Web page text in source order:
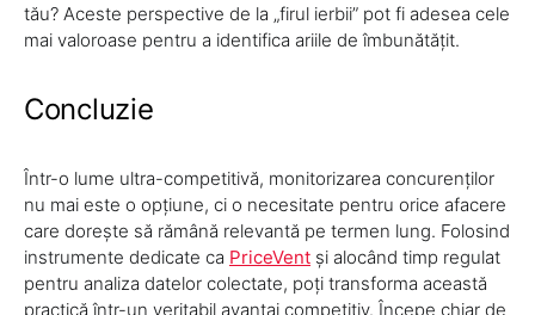
tău? Aceste perspective de la „firul ierbii” pot fi adesea cele
mai valoroase pentru a identifica ariile de îmbunătățit.
Concluzie
Într-o lume ultra-competitivă, monitorizarea concurenților
nu mai este o opțiune, ci o necesitate pentru orice afacere
care dorește să rămână relevantă pe termen lung. Folosind
instrumente dedicate ca PriceVent și alocând timp regulat
pentru analiza datelor colectate, poți transforma această
practică într-un veritabil avantaj competitiv. Începe chiar de